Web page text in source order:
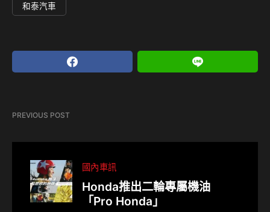
和泰汽車
PREVIOUS POST
國內車訊
Honda推出二輪專屬機油
「Pro Honda」